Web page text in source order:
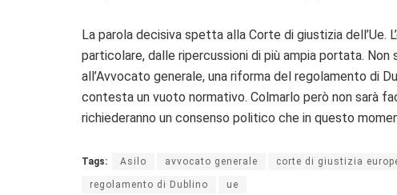
La parola decisiva spetta alla Corte di giustizia dell’Ue.
particolare, dalle ripercussioni di più ampia portata.
all’Avvocato generale, una riforma del regolamento di
contesta un vuoto normativo. Colmarlo però non sarà
richiederanno un consenso politico che in questo
Tags: Asilo avvocato generale corte di giustizia
regolamento di Dublino ue